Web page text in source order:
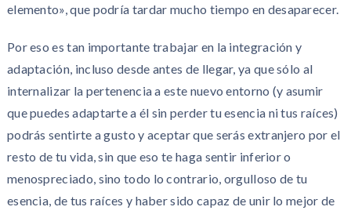
elemento», que podría tardar mucho tiempo en desaparecer.
Por eso es tan importante trabajar en la integración y
adaptación, incluso desde antes de llegar, ya que sólo al
internalizar la pertenencia a este nuevo entorno (y asumir
que puedes adaptarte a él sin perder tu esencia ni tus raíces)
podrás sentirte a gusto y aceptar que serás extranjero por el
resto de tu vida, sin que eso te haga sentir inferior o
menospreciado, sino todo lo contrario, orgulloso de tu
esencia, de tus raíces y haber sido capaz de unir lo mejor de